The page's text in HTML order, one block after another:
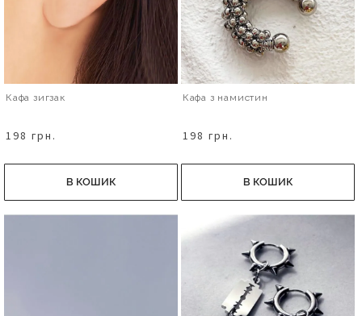
Кафа зигзак
198 грн.
В КОШИК
Кафа з намистин
198 грн.
В КОШИК